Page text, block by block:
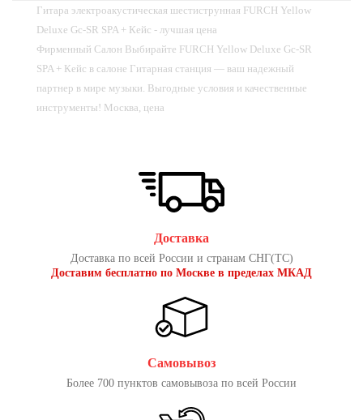
Гитара электроакустическая шестиструнная FURCH Yellow
Deluxe Gc-SR SPA + Кейс - лучшая цена
Фирменный Салон Выбирайте FURCH Yellow Deluxe Gc-SR
SPA + Кейс в cалоне Гитарная станция — ваш надежный
партнер в мире музыки. Выгодные условия и качественные
инструменты! Москва, цена
Доставка
Доставка по всей России и странам СНГ(ТС)
Доставим бесплатно по Москве в пределах МКАД
Самовывоз
Более 700 пунктов самовывоза по всей России